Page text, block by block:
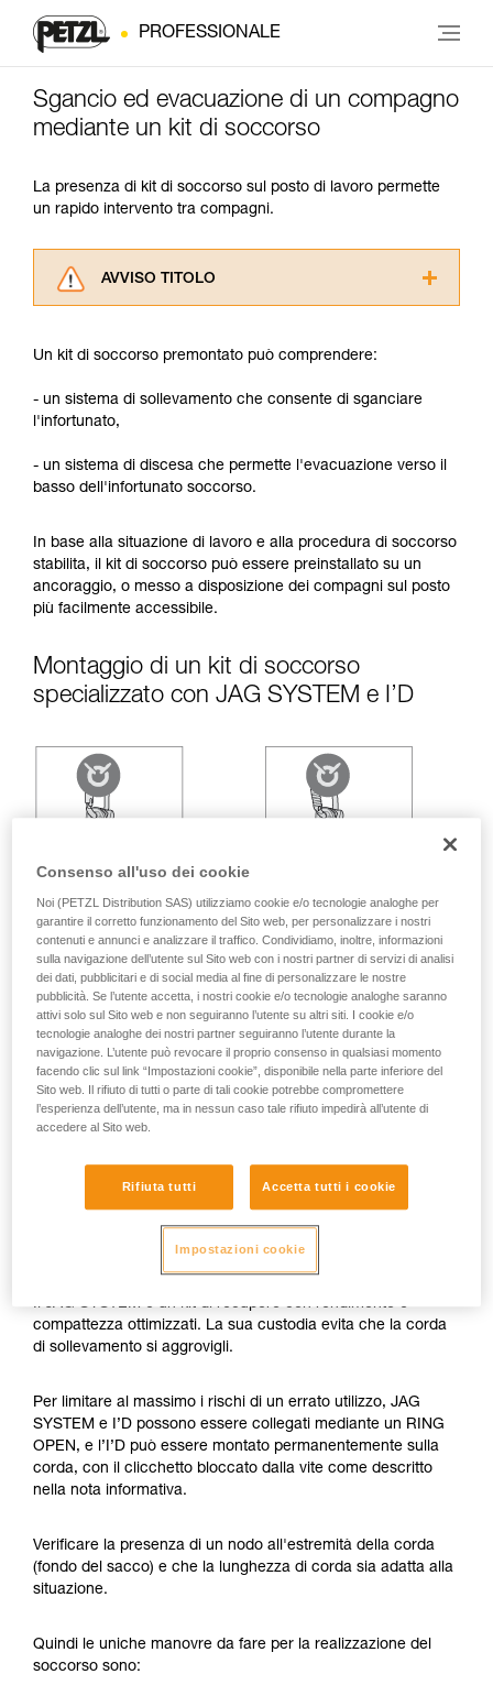
PROFESSIONALE
Sgancio ed evacuazione di un compagno
mediante un kit di soccorso
La presenza di kit di soccorso sul posto di lavoro permette
un rapido intervento tra compagni.
AVVISO TITOLO
consultarlo. Dovete aver compreso le
capire queste ulteriori informazioni.
La padronanza di queste tecniche richiede una
Verificate con un professionista la vostra
capacità di rifare la manovra, da soli, in piena
Forniamo esempi di tecniche relative alla vostra
attività. Ne possono esistere altre che non
vengono qui descritte.
Un kit di soccorso premontato può comprendere:
- un sistema di sollevamento che consente di sganciare
l'infortunato,
- un sistema di discesa che permette l'evacuazione verso il
basso dell'infortunato soccorso.
In base alla situazione di lavoro e alla procedura di soccorso
stabilita, il kit di soccorso può essere preinstallato su un
ancoraggio, o messo a disposizione dei compagni sul posto
più facilmente accessibile.
Montaggio di un kit di soccorso
specializzato con JAG SYSTEM e I’D
Il JAG SYSTEM è un kit di recupero con rendimento e
compattezza ottimizzati. La sua custodia evita che la corda
di sollevamento si aggrovigli.
Per limitare al massimo i rischi di un errato utilizzo, JAG
SYSTEM e I’D possono essere collegati mediante un RING
OPEN, e l’I’D può essere montato permanentemente sulla
corda, con il clicchetto bloccato dalla vite come descritto
nella nota informativa.
Verificare la presenza di un nodo all'estremità della corda
(fondo del sacco) e che la lunghezza di corda sia adatta alla
situazione.
Quindi le uniche manovre da fare per la realizzazione del
soccorso sono:
Consenso all'uso dei cookie
Noi (PETZL Distribution SAS) utilizziamo cookie e/o tecnologie analoghe per
garantire il corretto funzionamento del Sito web, per personalizzare i nostri
contenuti e annunci e analizzare il traffico. Condividiamo, inoltre, informazioni
sulla navigazione dell’utente sul Sito web con i nostri partner di servizi di analisi
dei dati, pubblicitari e di social media al fine di personalizzare le nostre
pubblicità. Se l’utente accetta, i nostri cookie e/o tecnologie analoghe saranno
attivi solo sul Sito web e non seguiranno l’utente su altri siti. I cookie e/o
tecnologie analoghe dei nostri partner seguiranno l’utente durante la
navigazione. L’utente può revocare il proprio consenso in qualsiasi momento
facendo clic sul link “Impostazioni cookie”, disponibile nella parte inferiore del
Sito web. Il rifiuto di tutti o parte di tali cookie potrebbe compromettere
l’esperienza dell’utente, ma in nessun caso tale rifiuto impedirà all’utente di
accedere al Sito web.
Rifiuta tutti Accetta tutti i cookie
Impostazioni cookie